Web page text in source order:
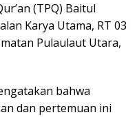
(TPQ) Baitul
Karya Utama, RT 03
Pulaulaut Utara,
bahwa
dan pertemuan ini